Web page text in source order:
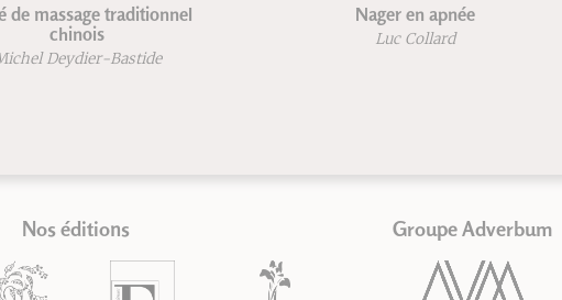
traditionnel
Bastide
Nager en apnée
Luc Collard
Nos éditions Groupe Adverbum